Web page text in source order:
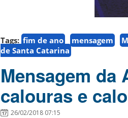
Tags: fim de ano mensagem
de Santa Catarina
Mensagem da
calouras e
26/02/2018 07:15